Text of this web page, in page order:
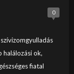
0
halálozási ok,
fiatal